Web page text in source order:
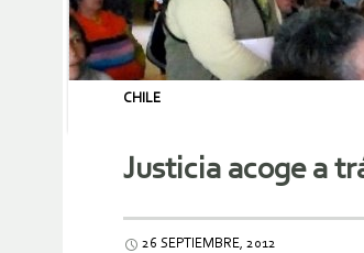
CHILE
Justicia acoge a
26 SEPTIEMBRE, 2012